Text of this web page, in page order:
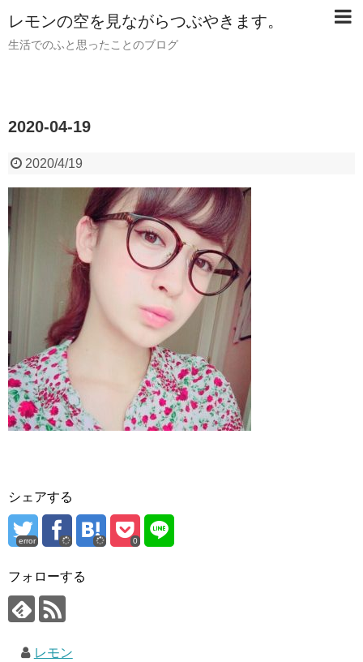
レモンの空を見ながらつぶやきます。
生活でのふと思ったことのブログ
2020-04-19
2020/4/19
シェアする
error 0
フォローする
レモン